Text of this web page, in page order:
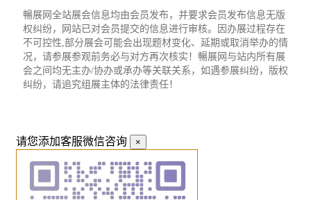
暢展网全站展会信息均由会员发布，并要求会员发布信息无版
权纠纷，网站已对会员提交的信息进行审核。因办展过程存在
不可控性,部分展会可能会出现题材变化、延期或取消举办的情
况，请参展参观前务必与对方再次核实！暢展网与站内所有展
会之间均无主办/协办或承办等关联关系，如遇参展纠纷，版权
纠纷，请追究组展主体的法律责任！
请您添加客服微信咨询 ×